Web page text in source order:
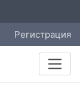
Регистрация